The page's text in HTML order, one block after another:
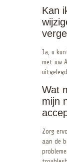
Kan
Ja, u
met uw
Wat
mijn
Zorg
aan de